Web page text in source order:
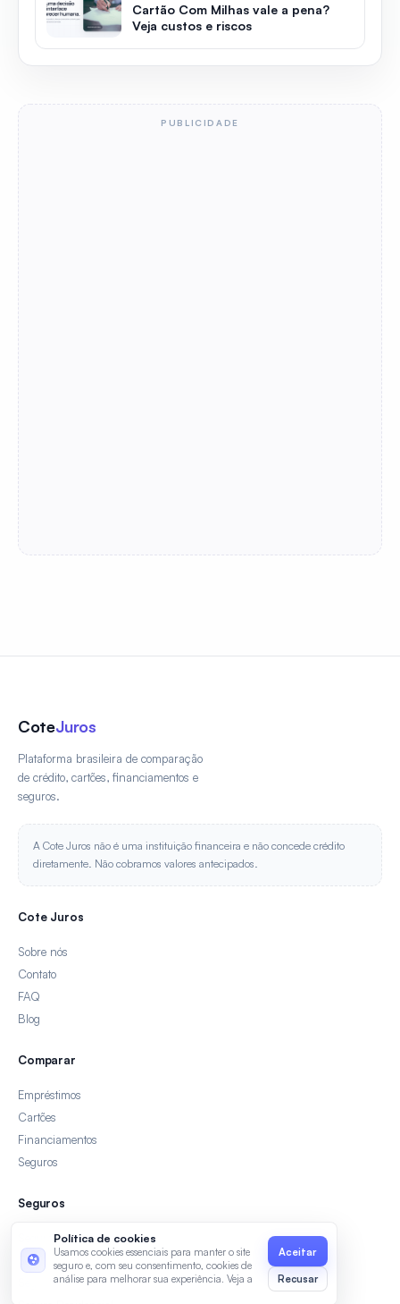
Cartão Com Milhas vale a pena?
Veja custos e riscos
PUBLICIDADE
CoteJuros
Plataforma brasileira de comparação
de crédito, cartões, financiamentos e
seguros.
A Cote Juros não é uma instituição financeira e não concede crédito
diretamente. Não cobramos valores antecipados.
Cote Juros
Sobre nós
Contato
FAQ
Blog
Comparar
Empréstimos
Cartões
Financiamentos
Seguros
Seguros
Seguro Auto
Seguro Viagem
Seguro de Vida
Política de cookies
Usamos cookies essenciais para manter o site
seguro e, com seu consentimento, cookies de
análise para melhorar sua experiência. Veja a
Recusar